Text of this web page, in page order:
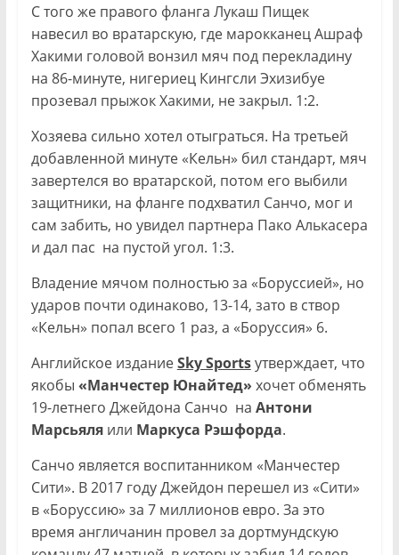
С того же правого фланга Лукаш Пищек
навесил во вратарскую, где марокканец Ашраф
Хакими головой вонзил мяч под перекладину
на 86-минуте, нигериец Кингсли Эхизибуе
прозевал прыжок Хакими, не закрыл. 1:2.
Хозяева сильно хотел отыграться. На третьей
добавленной минуте «Кельн» бил стандарт, мяч
завертелся во вратарской, потом его выбили
защитники, на фланге подхватил Санчо, мог и
сам забить, но увидел партнера Пако Алькасера
и дал пас на пустой угол. 1:3.
Владение мячом полностью за «Боруссией», но
ударов почти одинаково, 13-14, зато в створ
«Кельн» попал всего 1 раз, а «Боруссия» 6.
Английское изданиеSky Sportsутверждает, что
якобы «Манчестер Юнайтед» хочет обменять
19-летнего Джейдона Санчо на Антони
Марсьяляили Маркуса Рэшфорда.
Санчо является воспитанником «Манчестер
Сити». В 2017 году Джейдон перешел из «Сити»
в «Боруссию» за 7 миллионов евро. За это
время англичанин провел за дортмундскую